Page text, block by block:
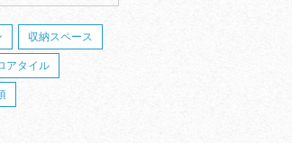
収納スペース
アタイル